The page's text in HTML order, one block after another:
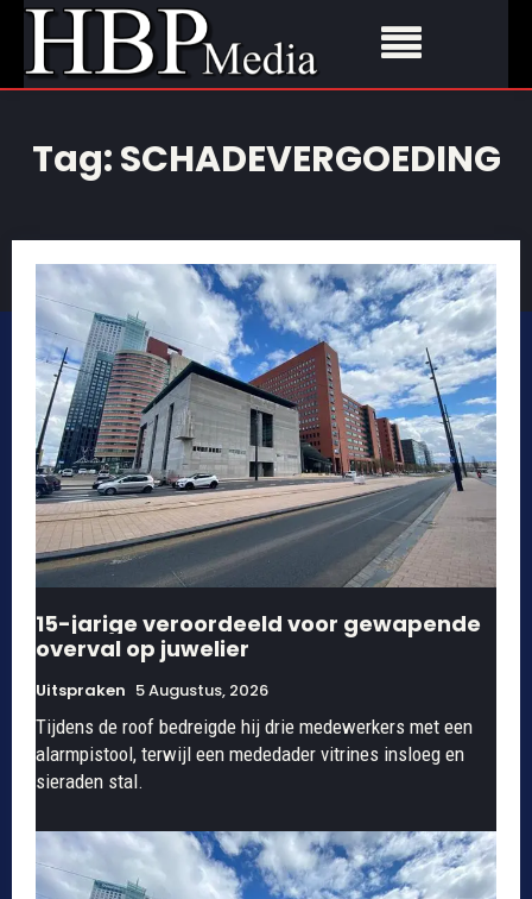
Tag:SCHADEVERGOEDING
15-jarige veroordeeld voor gewapende
overval op juwelier
Uitspraken 5 Augustus, 2026
Tijdens de roof bedreigde hij drie medewerkers met een
alarmpistool, terwijl een mededader vitrines insloeg en
sieraden stal.